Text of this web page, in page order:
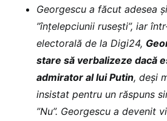
Georgescu a făcut adesea
”înțelepciunii rusești”, iar
electorală de la Digi24,
stare să verbalizeze dacă
admirator al lui Putin, deși
insistat pentru un răspuns
”Nu”. Georgescu a devenit